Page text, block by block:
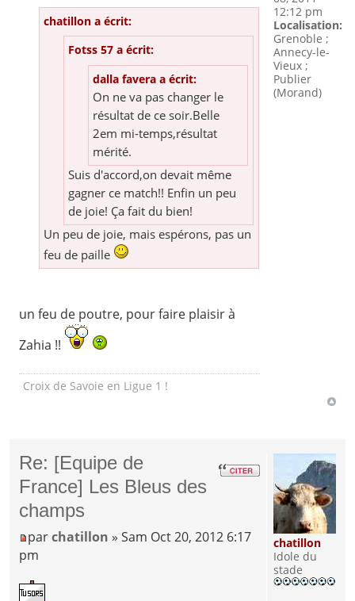
chatillon a écrit:
Fotss 57 a écrit:
dalla favera a écrit:
On ne va pas changer le
résultat de ce soir.Belle
2em mi-temps,résultat
mérité.
Suis d'accord,on devait même
gagner ce match!! Enfin un peu
de joie! Ça fait du bien!
Un peu de joie, mais espérons, pas un
feu de paille
un feu de poutre, pour faire plaisir à
Zahia !!
Croix de Savoie en Ligue 1 !
12:12 pm
Localisation:
Grenoble ;
Annecy-le-
Vieux ;
Publier
(Morand)
Re: [Equipe de
France] Les Bleus des
champs
parchatillon » Sam Oct 20, 2012 6:17
pm
chatillon
Idole du
stade